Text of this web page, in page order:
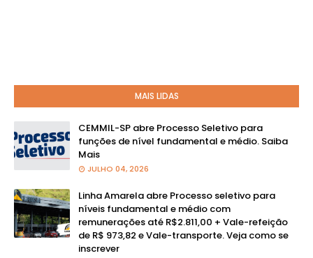
MAIS LIDAS
CEMMIL-SP abre Processo Seletivo para
funções de nível fundamental e médio. Saiba
Mais
JULHO 04, 2026
Linha Amarela abre Processo seletivo para
níveis fundamental e médio com
remunerações até R$2.811,00 + Vale-refeição
de R$ 973,82 e Vale-transporte. Veja como se
inscrever